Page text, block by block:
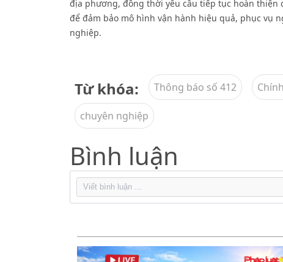
địa phương, đồng thời yêu cầu tiếp tục hoàn thiện
để đảm bảo mô hình vận hành hiệu quả, phục vụ
nghiệp.
Từ khóa: Thông báo số 412
chuyên nghiệp
Bình luận